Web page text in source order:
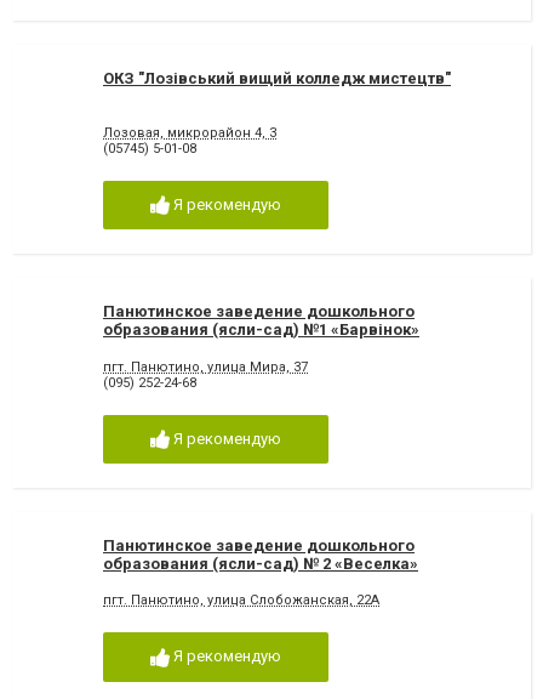
ОКЗ "Лозівський вищий колледж мистецтв"
Лозовая, микрорайон 4, 3
(05745) 5-01-08
Я рекомендую
Панютинское заведение дошкольного
образования (ясли-сад) №1 «Барвінок»
пгт. Панютино, улица Мира, 37
(095) 252-24-68
Я рекомендую
Панютинское заведение дошкольного
образования (ясли-сад) № 2 «Веселка»
пгт. Панютино, улица Слобожанская, 22А
Я рекомендую